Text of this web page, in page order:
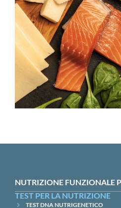
NUTRIZIONE FUNZIONALE
TEST PER LA NUTRIZIONE
TEST DNA NUTRIGENETICO